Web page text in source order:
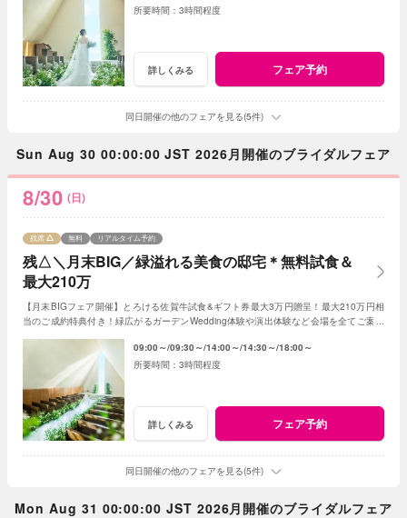
3時間程度
詳しくみる フェア予約
同日開催の他のフェアを見る(5件)
Sun Aug 30 00:00:00 JST 2026月開催のブライダルフェア
8/30 (日)
残△＼月末BIG／緑溢れる美食の邸宅＊無料試食＆
最大210万
残席 無料 リアルタイム予約
【月末BIGフェア開催】とろける佐賀牛試食&ギフト券最大3万円贈呈！最大210万円相
当のご成約特典付き！緑広がるガーデンWedding体験や演出体験など会場を全てご案内
09:00～ 09:30～ 14:00～ 14:30～ 18:00～
3時間程度
詳しくみる フェア予約
同日開催の他のフェアを見る(5件)
Mon Aug 31 00:00:00 JST 2026月開催のブライダルフェア